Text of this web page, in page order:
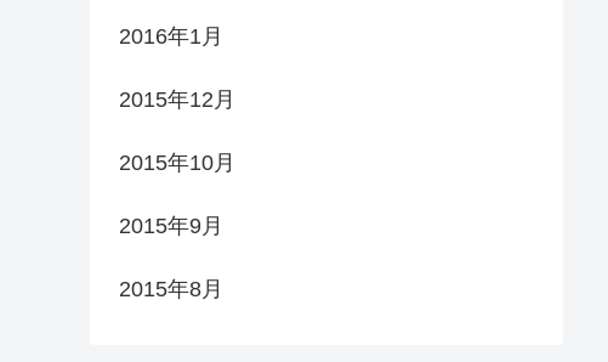
2016年1月
2015年12月
2015年10月
2015年9月
2015年8月